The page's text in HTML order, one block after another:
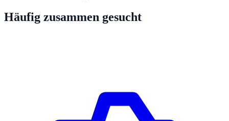
Häufig zusammen gesucht